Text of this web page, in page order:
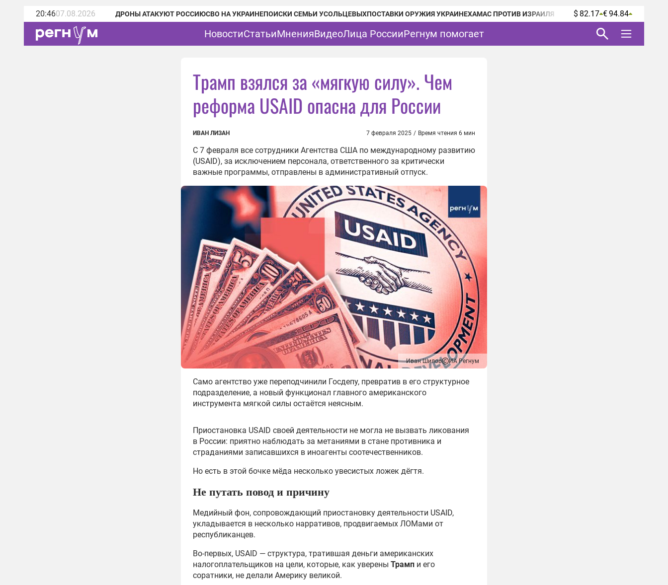
20:4607.08.2026 ДРОНЫ АТАКУЮТ РОССИЮСВО НА УКРАИНЕПОИСКИ СЕМЬИ УСОЛЬЦЕВЫХПОСТАВКИ ОРУЖИЯ УКРАИНЕХАМАС ПРОТИВ ИЗРАИЛЯ $ 82.17 € 94.84
НовостиСтатьиМненияВидеоЛица РоссииРегнум помогает
Трамп взялся за «мягкую силу». Чем
реформа USAID опасна для России
ИВАН ЛИЗАН 7 февраля 2025 / Время чтения 6 мин
С 7 февраля все сотрудники Агентства США по международному развитию
(USAID), за исключением персонала, ответственного за критически
важные программы, отправлены в административный отпуск.
Иван Шилов ИА Регнум
Само агентство уже переподчинили Госдепу, превратив в его структурное
подразделение, а новый функционал главного американского
инструмента мягкой силы остаётся неясным.
Приостановка USAID своей деятельности не могла не вызвать ликования
в России: приятно наблюдать за метаниями в стане противника и
страданиями записавшихся в иноагенты соотечественников.
Но есть в этой бочке мёда несколько увесистых ложек дёгтя.
Не путать повод и причину
Медийный фон, сопровождающий приостановку деятельности USAID,
укладывается в несколько нарративов, продвигаемых ЛОМами от
республиканцев.
Во-первых, USAID — структура, тратившая деньги американских
налогоплательщиков на цели, которые, как уверены Трамп и его
соратники, не делали Америку великой.